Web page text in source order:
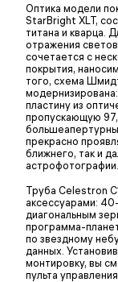
Оптика модели
StarBright XLT,
титана и кварца.
отражения
сочетается с
покрытия,
того, схема
пластину из
пропускающую
прекрасно
ближнего, так и
астрофотографии.
Труба Celestron
аксессуарами:
диагональным
программа-
по звездному
данных.
монтировку, вы
пульта